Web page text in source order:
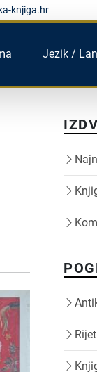
knjiga.hr
Jezik /